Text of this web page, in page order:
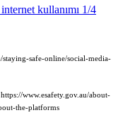
kullanımı 1/4
safe-online/social-media-
www.esafety.gov.au/about-
the-platforms